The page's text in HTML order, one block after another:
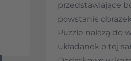
przedstawiające
powstanie
Puzzle należą do
układanek o tej